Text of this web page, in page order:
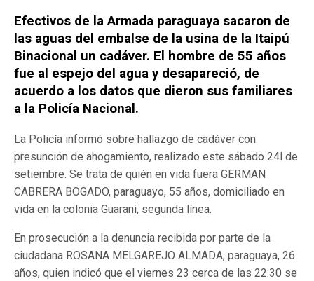
Efectivos de la Armada paraguaya sacaron de
las aguas del embalse de la usina de la Itaipú
Binacional un cadáver. El hombre de 55 años
fue al espejo del agua y desapareció, de
acuerdo a los datos que dieron sus familiares
a la Policía Nacional.
La Policía informó sobre hallazgo de cadáver con
presunción de ahogamiento, realizado este sábado 24l de
setiembre. Se trata de quién en vida fuera GERMAN
CABRERA BOGADO, paraguayo, 55 años, domiciliado en
vida en la colonia Guarani, segunda línea.
En prosecución a la denuncia recibida por parte de la
ciudadana ROSANA MELGAREJO ALMADA, paraguaya, 26
años, quien indicó que el viernes 23 cerca de las 22:30 se